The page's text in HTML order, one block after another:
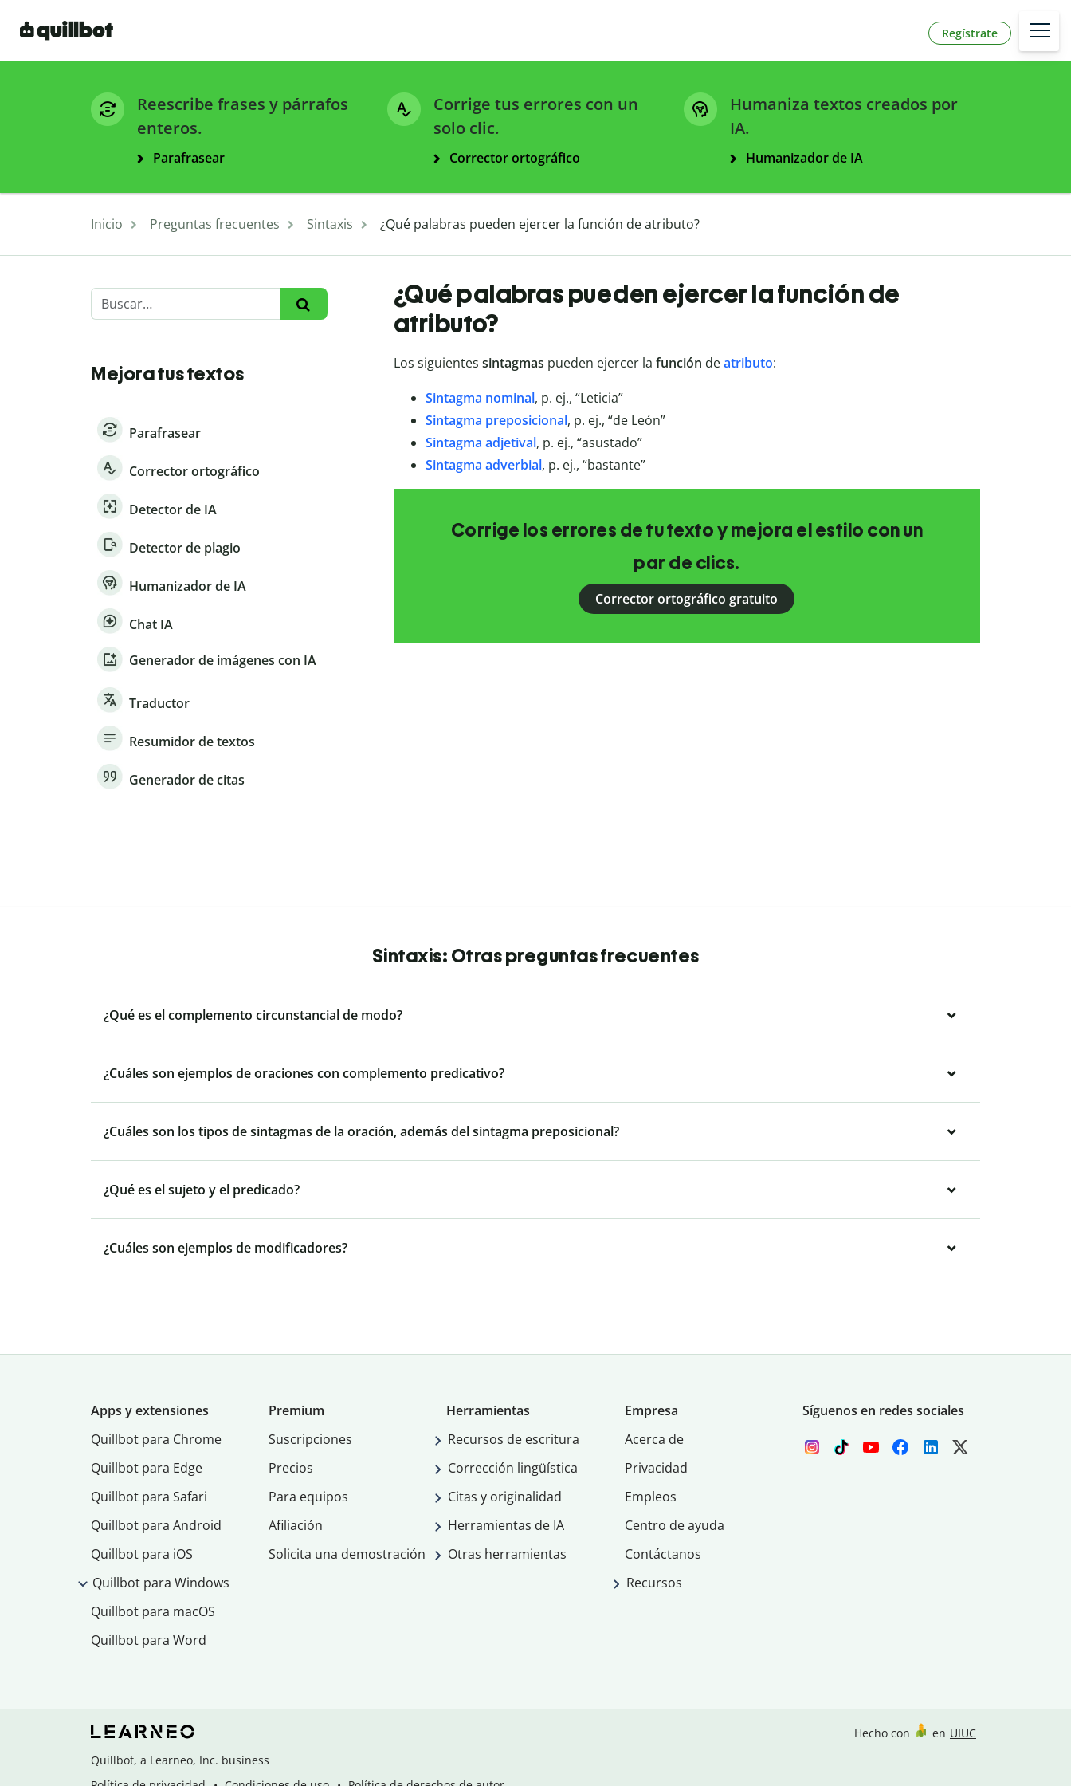
Regístrate
Reescribe frases y párrafos
enteros.
Parafrasear
Corrige tus errores con un
solo clic.
Corrector ortográfico
Humaniza textos creados por
IA.
Humanizador de IA
Inicio Preguntas frecuentes Sintaxis ¿Qué palabras pueden ejercer la función de atributo?
Mejora tus textos
Parafrasear
Corrector ortográfico
Detector de IA
Detector de plagio
Humanizador de IA
Chat IA
Generador de imágenes con IA
Traductor
Resumidor de textos
Generador de citas
¿Qué palabras pueden ejercer la función de
atributo?
Los siguientes sintagmas pueden ejercer la función deatributo:
Sintagma nominal, p. ej., “Leticia”
Sintagma preposicional, p. ej., “de León”
Sintagma adjetival, p. ej., “asustado”
Sintagma adverbial, p. ej., “bastante”
Corrige los errores de tu texto y mejora el estilo con un
par de clics.
Corrector ortográfico gratuito
Sintaxis: Otras preguntas frecuentes
¿Qué es el complemento circunstancial de modo?
¿Cuáles son ejemplos de oraciones con complemento predicativo?
¿Cuáles son los tipos de sintagmas de la oración, además del sintagma preposicional?
¿Qué es el sujeto y el predicado?
¿Cuáles son ejemplos de modificadores?
Apps y extensiones
Quillbot para Chrome
Quillbot para Edge
Quillbot para Safari
Quillbot para Android
Quillbot para iOS
Quillbot para Windows
Quillbot para macOS
Quillbot para Word
Premium
Suscripciones
Precios
Para equipos
Afiliación
Solicita una demostración
Herramientas
Recursos de escritura
Corrección lingüística
Citas y originalidad
Herramientas de IA
Otras herramientas
Empresa
Acerca de
Privacidad
Empleos
Centro de ayuda
Contáctanos
Recursos
Síguenos en redes sociales
Quillbot, a Learneo, Inc. business
Hecho con en UIUC